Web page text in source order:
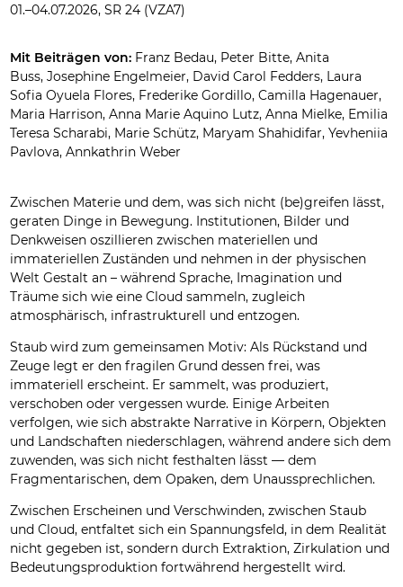
01.–04.07.2026, SR 24 (VZA7)
Mit Beiträgen von: Franz Bedau, Peter Bitte, Anita
Buss, Josephine Engelmeier, David Carol Fedders, Laura
Sofia Oyuela Flores, Frederike Gordillo, Camilla Hagenauer,
Maria Harrison, Anna Marie Aquino Lutz, Anna Mielke, Emilia
Teresa Scharabi, Marie Schütz, Maryam Shahidifar, Yevheniia
Pavlova, Annkathrin Weber
Zwischen Materie und dem, was sich nicht (be)greifen lässt,
geraten Dinge in Bewegung. Institutionen, Bilder und
Denkweisen oszillieren zwischen materiellen und
immateriellen Zuständen und nehmen in der physischen
Welt Gestalt an – während Sprache, Imagination und
Träume sich wie eine Cloud sammeln, zugleich
atmosphärisch, infrastrukturell und entzogen.
Staub wird zum gemeinsamen Motiv: Als Rückstand und
Zeuge legt er den fragilen Grund dessen frei, was
immateriell erscheint. Er sammelt, was produziert,
verschoben oder vergessen wurde. Einige Arbeiten
verfolgen, wie sich abstrakte Narrative in Körpern, Objekten
und Landschaften niederschlagen, während andere sich dem
zuwenden, was sich nicht festhalten lässt — dem
Fragmentarischen, dem Opaken, dem Unaussprechlichen.
Zwischen Erscheinen und Verschwinden, zwischen Staub
und Cloud, entfaltet sich ein Spannungsfeld, in dem Realität
nicht gegeben ist, sondern durch Extraktion, Zirkulation und
Bedeutungsproduktion fortwährend hergestellt wird.